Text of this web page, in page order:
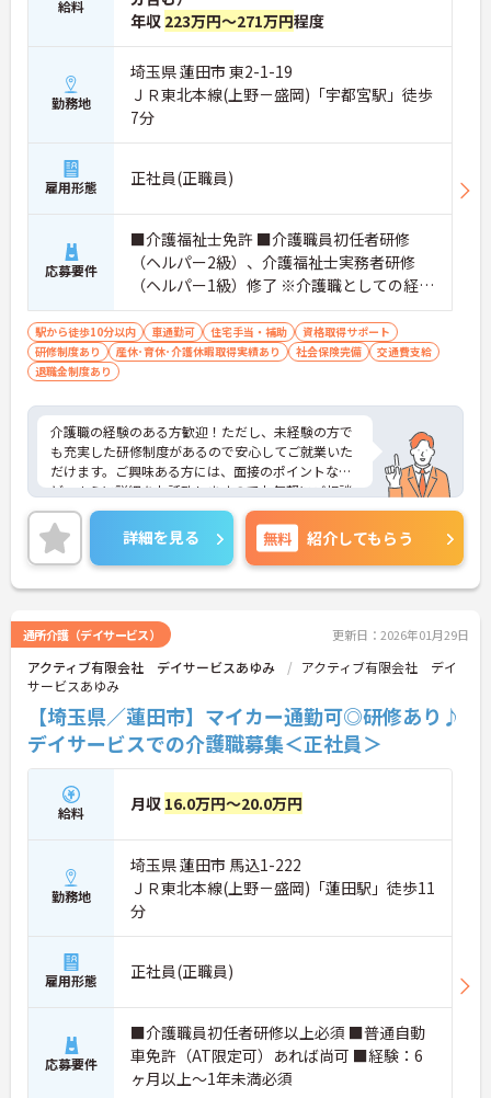
給料
年収 223万円～271万円程度
勤務地
埼玉県 蓮田市 東2-1-19
ＪＲ東北本線(上野－盛岡)「宇都宮駅」徒歩
7分
雇用形態 正社員(正職員)
応募要件
■介護福祉士免許 ■介護職員初任者研修
（ヘルパー2級）、介護福祉士実務者研修
（ヘルパー1級）修了 ※介護職としての経験
があればなお可
駅から徒歩10分以内 車通勤可 住宅手当・補助
資格取得サポート
研修制度あり
産休･育休･介護休暇取得実績あり 社会保険完備
交通費支給
退職金制度あり
介護職の経験のある方歓迎！ただし、未経験の方で
も充実した研修制度があるので安心してご就業いた
だけます。ご興味ある方には、面接のポイントな
ど、さらに詳細をお話致しますのでお気軽にご相談
ください。
詳細を見る 無料 紹介してもらう
通所介護（デイサービス） 更新日：2026年01月29日
アクティブ有限会社 デイサービスあゆみ
アクティブ有限会社 デイ
サービスあゆみ
【埼玉県／蓮田市】マイカー通勤可◎研修あり♪
デイサービスでの介護職募集＜正社員＞
給料 月収 16.0万円～20.0万円
勤務地
埼玉県 蓮田市 馬込1-222
ＪＲ東北本線(上野－盛岡)「蓮田駅」徒歩11
分
雇用形態 正社員(正職員)
応募要件
■介護職員初任者研修以上必須 ■普通自動
車免許（AT限定可）あれば尚可 ■経験：6
ヶ月以上～1年未満必須